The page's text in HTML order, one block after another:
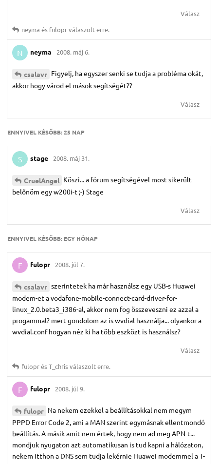
Válasz
neyma és fuloprválaszolt erre.
N neyma 2008. máj 6.
csalavr Figyelj, ha egyszer senki se tudja a probléma okát,
akkor hogy várod el mások segítségét??
Válasz
ENNYIVEL KÉSŐBB:25 NAP
S stage 2008. máj 31.
CruelAngel Köszi... a fórum segítségével most sikerült
belőnöm egy w200i-t ;-) Stage
Válasz
ENNYIVEL KÉSŐBB: EGY HÓNAP
F fulopr 2008. júl 7.
csalavr szerintetek ha már használsz egy USB-s Huawei
modem-et a vodafone-mobile-connect-card-driver-for-
linux_2.0.beta3_i386-al, akkor nem fog összeveszni ez azzal a
progammal? mert gondolom az is wvdial használja... olyankor a
wvdial.conf hogyan néz ki ha több eszközt is használsz?
Válasz
fuloprésT_chrisválaszolt erre.
F fulopr 2008. júl 9.
fulopr Na nekem ezekkel a beállításokkal nem megym
PPPD Error Code 2, ami a MAN szerint egymásnak ellentmondó
beállítás. A másik amit nem értek, hogy nem ad meg APN-t...
mondjuk nyugaton azt automatikusan is tud kapni a hálózaton,
nekem itthon a DNS sem tudja lekérnie Huawei modemmel a T-